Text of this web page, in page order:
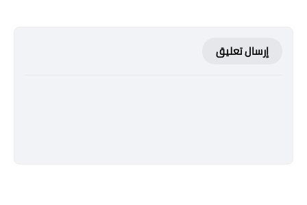
إرسال تعليق